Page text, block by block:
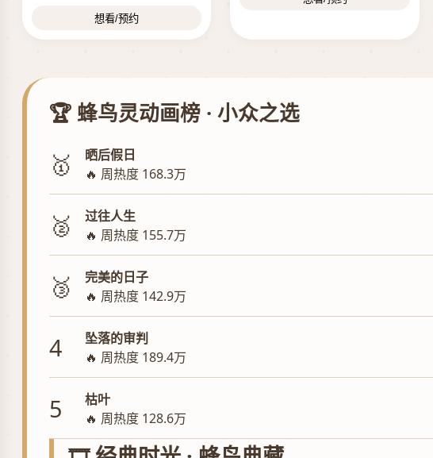
想看/预约
🏆 蜂鸟灵动画榜 · 小众之选
🥇
晒后假日
🔥 周热度 168.3万
🥈
过往人生
🔥 周热度 155.7万
🥉
完美的日子
🔥 周热度 142.9万
4
坠落的审判
🔥 周热度 189.4万
5
枯叶
🔥 周热度 128.6万